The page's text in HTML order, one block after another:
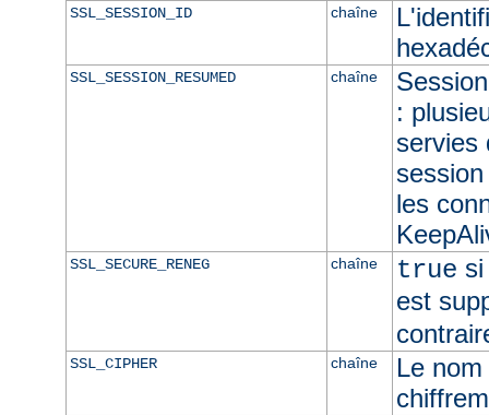
SSL_SESSION_ID chaîne
SSL_SESSION_RESUMED chaîne
:
servies
les
SSL_SECURE_RENEG chaîne true
est
SSL_CIPHER chaîne
Le